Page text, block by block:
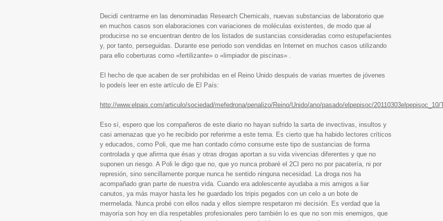
Decidí centrarme en las denominadas Research Chemicals, nuevas substancias de laboratorio que
en muchos casos son elaboraciones con variaciones de moléculas existentes, de modo que al
producirse no se encuentran dentro de los listados de sustancias consideradas como estupefacientes
y, por tanto, perseguidas. Durante ese periodo son vendidas en Internet en muchos casos utilizando
para ello coberturas como «fertilizante» o «limpiador de piscinas» .
El hecho de que acaben de ser prohibidas en el Reino Unido después de varias muertes de jóvenes
lo podeís leer en este artículo de El País:
http://www.elpais.com/articulo/sociedad/mefedrona/penalizo/Reino/Unido/ano/pasado/elpepisoc/20110303elpepisoc_10/
Eso sí, espero que los compañeros de este diario no hayan sufrido la sarta de invectivas, insultos y
casi amenazas que yo he recibido por referirme a este tema. Es cierto que ha habido lectores críticos
y educados, como Poli, que me han contado cómo consume este tipo de sustancias de forma
controlada y que afirma que ésas y otras drogas aportan a su vida vivencias diferentes y que no
suponen un riesgo. A Poli le digo que no, que yo nunca probaré el 2CI pero no por pacatería, ni por
represión, sino sencillamente porque nunca he sentido ninguna necesidad. La droga nos ha
acompañado gran parte de nuestra vida. Cuando era adolescente ayudaba a mis amigos a liar
canutos, ya más mayor hasta les he guardado los tripis pegados con un celo a un bote de
mermelada. Nunca probé con ellos nada y ellos siempre respetaron mi decisión. Es verdad que la
mayoría son hoy en día respetables profesionales pero también lo es que no son mis enemigos, que